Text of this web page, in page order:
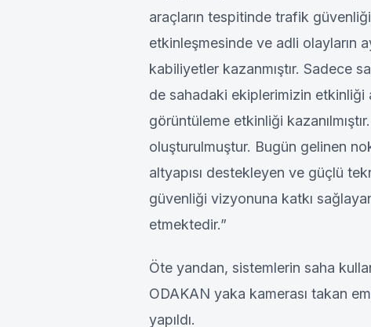
araçların tespitinde trafik
etkinleşmesinde ve adli olayların
kabiliyetler kazanmıştır. Sadece
de sahadaki ekiplerimizin etkinliği
görüntüleme etkinliği
oluşturulmuştur. Bugün gelinen
altyapısı destekleyen ve güçlü
güvenliği vizyonuna katkı
etmektedir.”
Öte yandan, sistemlerin saha
ODAKAN yaka kamerası takan
yapıldı.